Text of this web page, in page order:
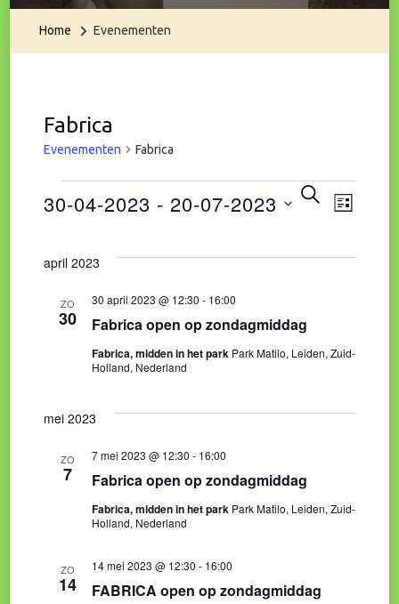
Home Evenementen
Fabrica
Evenementen Fabrica
Evenementen ZOEKEN
LIJST
30-04-2023 - 20-07-2023
een
april 2023
ZO
30 Fabrica open op zondagmiddag
30 april 2023 @ 12:30 - 16:00
Fabrica, midden in het park Park Matilo, Leiden, Zuid-
Holland, Nederland
mei 2023
ZO
7 Fabrica open op zondagmiddag
7 mei 2023 @ 12:30 - 16:00
Fabrica, midden in het park Park Matilo, Leiden, Zuid-
Holland, Nederland
ZO
14 FABRICA open op zondagmiddag
14 mei 2023 @ 12:30 - 16:00